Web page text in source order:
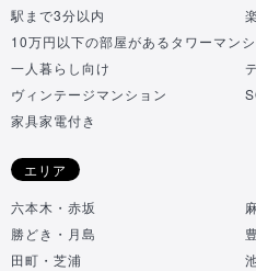
駅まで3分以内
10万円以下の部屋があるタワーマン
一人暮らし向け
ヴィンテージマンション
家具家電付き
エリア
六本木・赤坂
勝どき・月島
田町・芝浦